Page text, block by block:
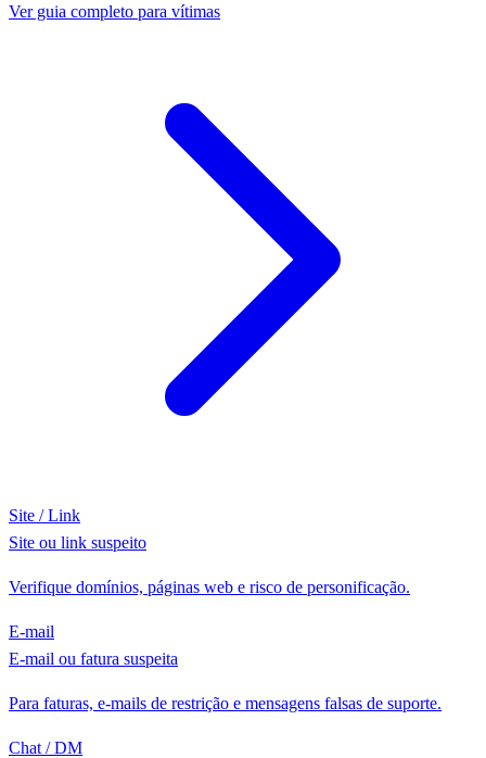
Ver guia completo para vítimas
Site / Link
Site ou link suspeito
Verifique domínios, páginas web e risco de personificação.
E-mail
E-mail ou fatura suspeita
Para faturas, e-mails de restrição e mensagens falsas de suporte.
Chat / DM